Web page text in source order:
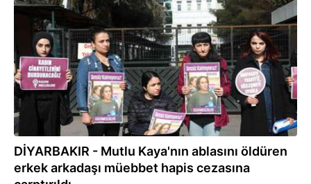
23.02.2022
DİYARBAKIR - Mutlu Kaya'nın ablasını öldüren
erkek arkadaşı müebbet hapis cezasına